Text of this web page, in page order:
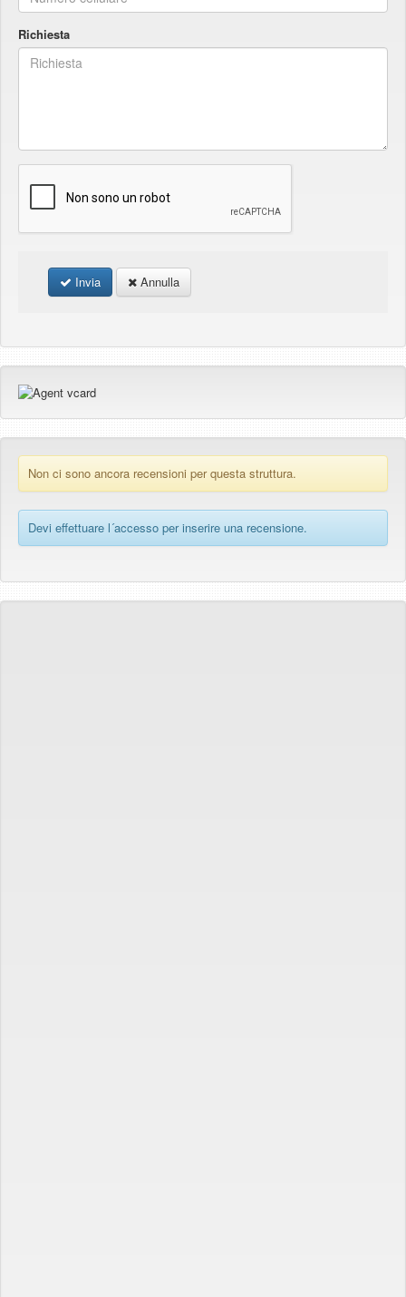
Richiesta
Invia Annulla
Non ci sono ancora recensioni per questa struttura.
Devi effettuare l´accesso per inserire una recensione.